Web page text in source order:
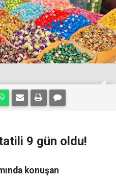
9 gün oldu!
konuşan